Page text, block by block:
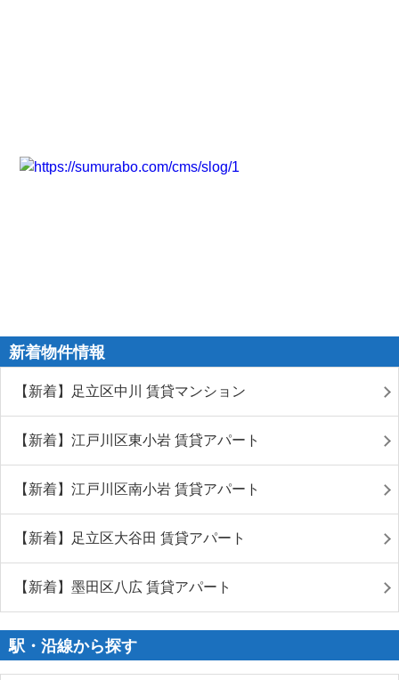
新着物件情報
【新着】足立区中川 賃貸マンション
【新着】江戸川区東小岩 賃貸アパート
【新着】江戸川区南小岩 賃貸アパート
【新着】足立区大谷田 賃貸アパート
【新着】墨田区八広 賃貸アパート
駅・沿線から探す